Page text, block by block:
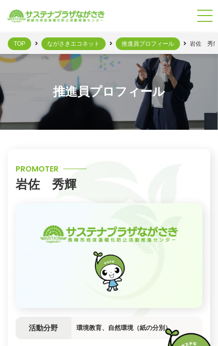
推進員プロフィール
TOP ながさきエコネット 推進員プロフィール 岩佐 秀
PROMOTER
岩佐 秀輝
活動分野 環境教育、自然環境（紙の分別）